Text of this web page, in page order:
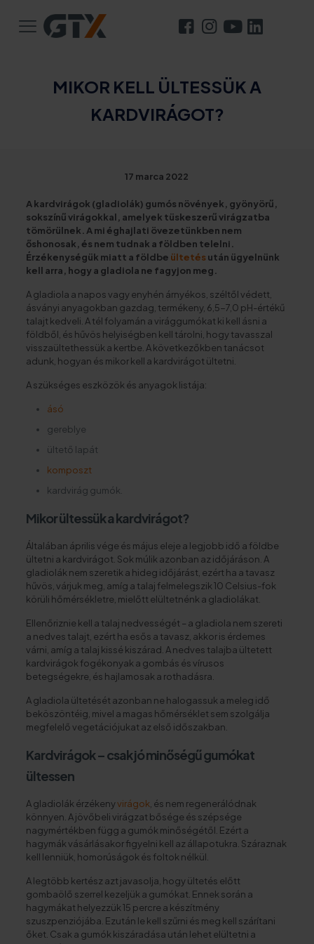
MIKOR KELL ÜLTESSÜK A
KARDVIRÁGOT?
17 marca 2022
A kardvirágok (gladiolák) gumós növények, gyönyörű,
sokszínű virágokkal, amelyek tüskeszerű virágzatba
tömörülnek. A mi éghajlati övezetünkben nem
őshonosak, és nem tudnak a földben telelni.
Érzékenységük miatt a földbe ültetésután ügyelnünk
kell arra, hogy a gladiola ne fagyjon meg.
A gladiola a napos vagy enyhén árnyékos, széltől védett,
ásványi anyagokban gazdag, termékeny, 6,5-7,0 pH-értékű
talajt kedveli. A tél folyamán a virággumókat ki kell ásni a
földből, és hűvös helyiségben kell tárolni, hogy tavasszal
visszaültethessük a kertbe. A következőkben tanácsot
adunk, hogyan és mikor kell a kardvirágot ültetni.
A szükséges eszközök és anyagok listája:
ásó
gereblye
ültető lapát
komposzt
kardvirág gumók.
Mikor ültessük a kardvirágot?
Általában április vége és május eleje a legjobb idő a földbe
ültetni a kardvirágot. Sok múlik azonban az időjáráson. A
gladiolák nem szeretik a hideg időjárást, ezért ha a tavasz
hűvös, várjuk meg, amíg a talaj felmelegszik 10 Celsius-fok
körüli hőmérsékletre, mielőtt elültetnénk a gladiolákat.
Ellenőriznie kell a talaj nedvességét – a gladiola nem szereti
a nedves talajt, ezért ha esős a tavasz, akkor is érdemes
várni, amíg a talaj kissé kiszárad. A nedves talajba ültetett
kardvirágok fogékonyak a gombás és vírusos
betegségekre, és hajlamosak a rothadásra.
A gladiola ültetését azonban ne halogassuk a meleg idő
beköszöntéig, mivel a magas hőmérséklet sem szolgálja
megfelelő vegetációjukat az első időszakban.
Kardvirágok – csak jó minőségű gumókat
ültessen
A gladiolák érzékenyvirágok , és nem regenerálódnak
könnyen. A jövőbeli virágzat bősége és szépsége
nagymértékben függ a gumók minőségétől. Ezért a
hagymák vásárlásakor figyelni kell az állapotukra. Száraznak
kell lenniük, homorúságok és foltok nélkül.
A legtöbb kertész azt javasolja, hogy ültetés előtt
gombaölő szerrel kezeljük a gumókat. Ennek során a
hagymákat helyezzük 15 percre a készítmény
szuszpenziójába. Ezután le kell szűrni és meg kell szárítani
őket. Csak a gumók kiszáradása után lehet elültetni a